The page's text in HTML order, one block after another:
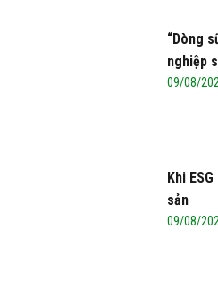
“Dòng
nghiệp
09/08/
Khi
sản
09/08/